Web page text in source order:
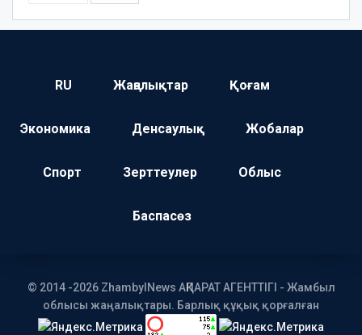
RU Жаңалықтар Қоғам
Экономика Денсаулық Жобалар
Спорт Зерттеулер Облыс
Баспасөз
© 2014 -2026 ZhambylNews АҚПАРАТ АГЕНТТІГІ - Жамбыл
облысы жаңалықтары. Барлық құқық қорғалған